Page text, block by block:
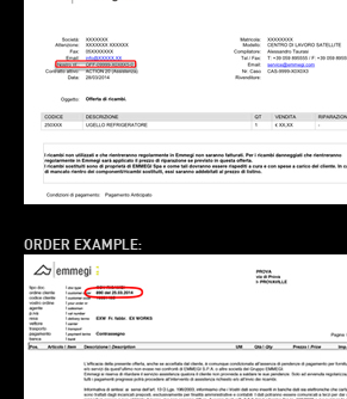
ORDER EXAMPLE: